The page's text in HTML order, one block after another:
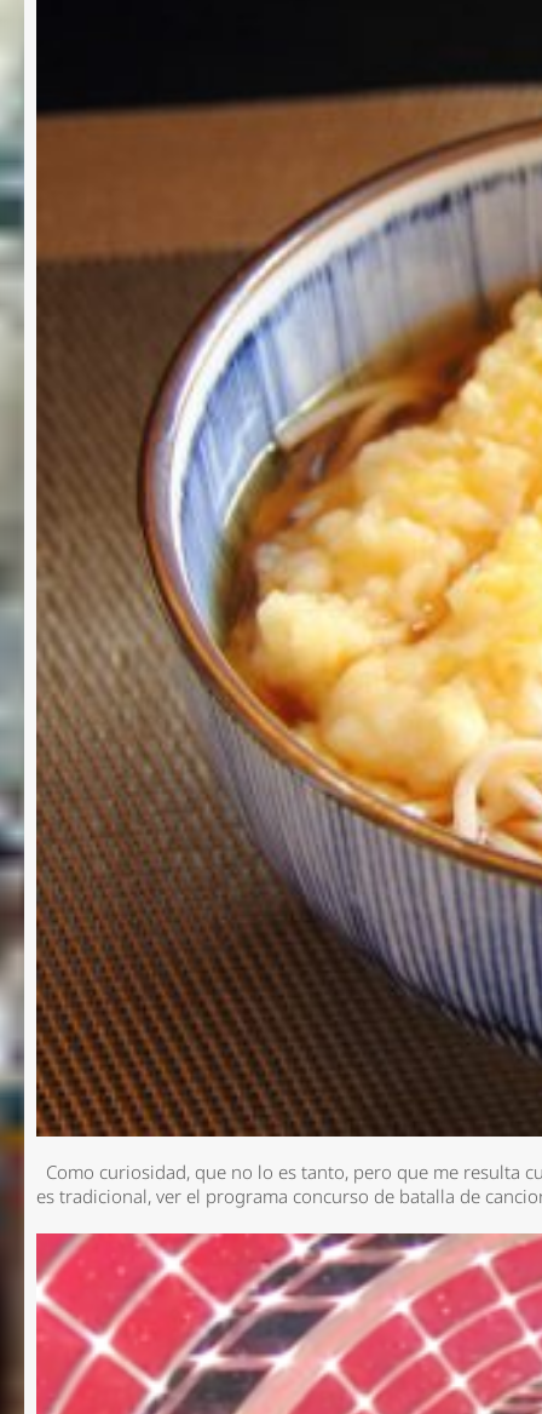
Como curiosidad, que no lo es tanto, pero que me resulta
es tradicional, ver el programa concurso de batalla de